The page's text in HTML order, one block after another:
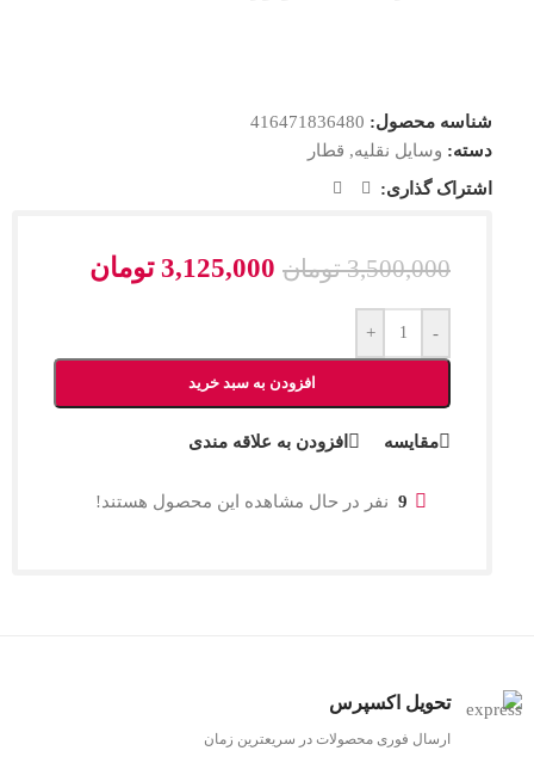
شناسه محصول: 416471836480
دسته: وسایل نقلیه, قطار
اشتراک گذاری:
3,500,000 تومان 3,125,000 تومان
-
+
افزودن به سبد خرید
مقایسه افزودن به علاقه مندی
9 نفر در حال مشاهده این محصول هستند!
تحویل اکسپرس
ارسال فوری محصولات در سریعترین زمان